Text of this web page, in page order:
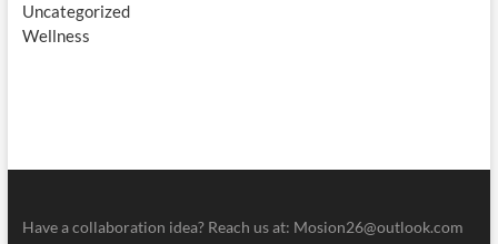
Uncategorized
Wellness
Have a collaboration idea? Reach us at: Mosion26@outlook.com